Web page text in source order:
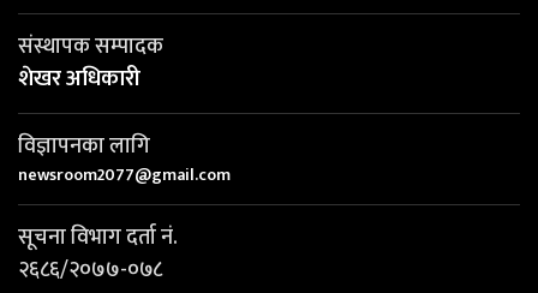
संस्थापक सम्पादक
शेखर अधिकारी
विज्ञापनका लागि
newsroom2077@gmail.com
सूचना विभाग दर्ता नं.
२६८६/२०७७-०७८